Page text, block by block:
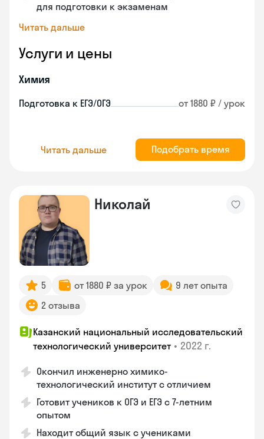
для подготовки к экзаменам
Читать дальше
Услуги и цены
Химия
Подготовка к ЕГЭ/ОГЭ от 1880 ₽ / урок
Читать дальше Подобрать время
Николай
5 от 1880 ₽ за урок
9 лет опыта
2 отзыва
Казанский национальный исследовательский
технологический университет • 2022 г.
Окончил инженерно химико-
технологический институт с отличием
Готовит учеников к ОГЭ и ЕГЭ с 7-летним
опытом
Находит общий язык с учениками